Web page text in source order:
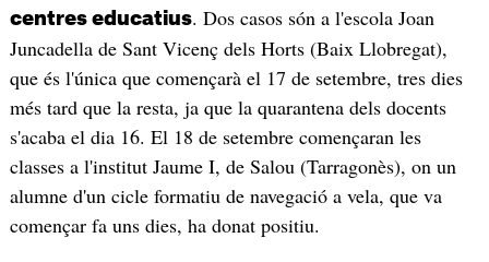
centres educatius. Dos casos són a l'escola Joan
Juncadella de Sant Vicenç dels Horts (Baix Llobregat),
que és l'única que començarà el 17 de setembre, tres dies
més tard que la resta, ja que la quarantena dels docents
s'acaba el dia 16. El 18 de setembre començaran les
classes a l'institut Jaume I, de Salou (Tarragonès), on un
alumne d'un cicle formatiu de navegació a vela, que va
començar fa uns dies, ha donat positiu.